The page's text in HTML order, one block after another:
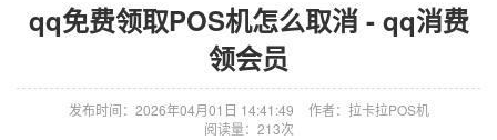
qq免费领取POS机怎么取消 - qq消费
领会员
发布时间：2026年04月01日 14:41:49
作者：拉卡拉POS机
阅读量：213次